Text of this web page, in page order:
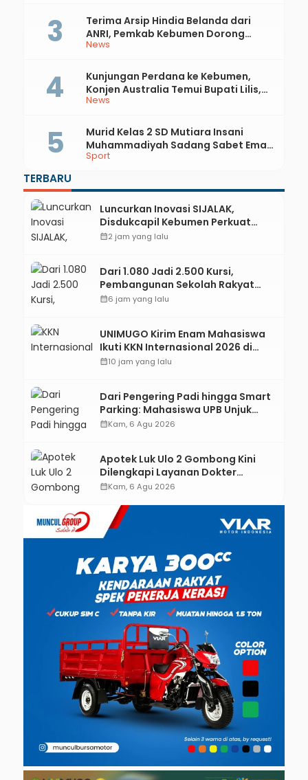
News
Terima Arsip Hindia Belanda dari
ANRI, Pemkab Kebumen Dorong
Integrasi Sejarah, Geopark, dan
News
Kunjungan Perdana ke Kebumen,
Konjen Australia Temui Bupati Lilis,
Ini yang Dibahas
Sport
Murid Kelas 2 SD Mutiara Insani
Muhammadiyah Sadang Sabet Emas
dan Perak di Kejurda Tapak Suci
TERBARU
Luncurkan Inovasi SIJALAK,
Disdukcapil Kebumen Perkuat
Jejaring Literasi Adminduk hingga
calendar_month2 jam yang lalu
Dari 1.080 Jadi 2.500 Kursi,
Pembangunan Sekolah Rakyat
Kebumen Ditargetkan Mulai
calendar_month6 jam yang lalu
UNIMUGO Kirim Enam Mahasiswa
Ikuti KKN Internasional 2026 di
ASEAN dan Hong Kong
calendar_month10 jam yang lalu
Dari Pengering Padi hingga Smart
Parking: Mahasiswa UPB Unjuk
Gigi Lewat Pameran CODEX 2
calendar_monthKam, 6 Agu 2026
Apotek Luk Ulo 2 Gombong Kini
Dilengkapi Layanan Dokter
Spesialis Anak
calendar_monthKam, 6 Agu 2026